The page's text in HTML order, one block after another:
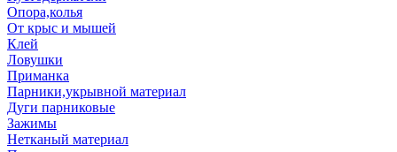
Опора,колья
От крыс и мышей
Клей
Ловушки
Приманка
Парники,укрывной материал
Дуги парниковые
Зажимы
Нетканый материал